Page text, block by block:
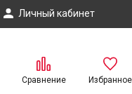
Личный кабинет
Сравнение Избранное